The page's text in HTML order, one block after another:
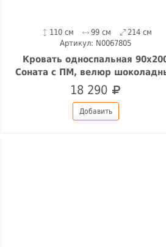
110 см 99 см
214 см
Артикул: N0067805
Кровать односпальная
Соната с ПМ, велюр
18 290
Добавить